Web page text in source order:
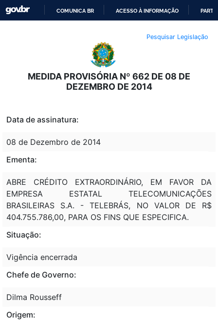
O
CONTEÚDO
COMUNICA BR ACESSO À INFORMAÇÃO
Pesquisar Legislação
MEDIDA PROVISÓRIA Nº 662 DE 08 DE
DEZEMBRO DE 2014
Data de assinatura:
08 de Dezembro de 2014
Ementa:
ABRE CRÉDITO EXTRAORDINÁRIO, EM FAVOR DA
EMPRESA ESTATAL TELECOMUNICAÇÕES
BRASILEIRAS S.A. - TELEBRÁS, NO VALOR DE R$
404.755.786,00, PARA OS FINS QUE ESPECIFICA.
Situação:
Vigência encerrada
Chefe de Governo:
Dilma Rousseff
Origem: